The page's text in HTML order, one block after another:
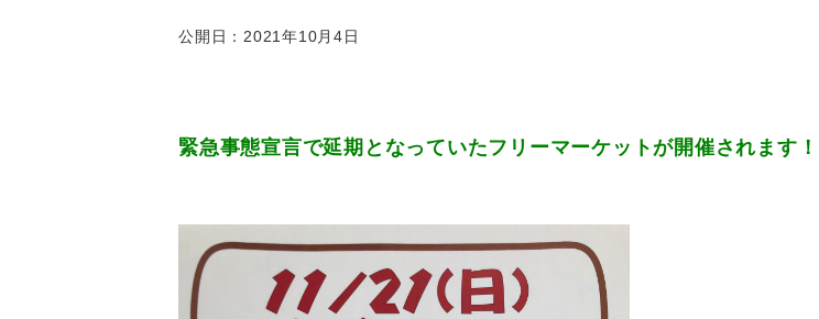
公開日：2021年10月4日
緊急事態宣言で延期となっていたフリーマーケットが開催されます！